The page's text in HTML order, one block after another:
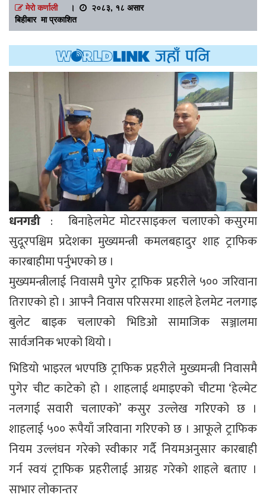
मेरो कर्णाली।
२०८३, १८ असार
बिहीबार मा प्रकाशित
धनगडी : बिनाहेलमेट मोटरसाइकल चलाएको कसुरमा
सुदूरपश्चिम प्रदेशका मुख्यमन्त्री कमलबहादुर शाह ट्राफिक
कारबाहीमा पर्नुभएको छ ।
मुख्यमन्त्रीलाई निवासमै पुगेर ट्राफिक प्रहरीले ५०० जरिवाना
तिराएको हो । आफ्नै निवास परिसरमा शाहले हेलमेट नलगाइ
बुलेट बाइक चलाएको भिडिओ सामाजिक सञ्जालमा
सार्वजनिक भएको थियो ।
भिडियो भाइरल भएपछि ट्राफिक प्रहरीले मुख्यमन्त्री निवासमै
पुगेर चीट काटेको हो । शाहलाई थमाइएको चीटमा ‘हेल्मेट
नलगाई सवारी चलाएको’ कसुर उल्लेख गरिएको छ ।
शाहलाई ५०० रूपैयाँ जरिवाना गरिएको छ । आफूले ट्राफिक
नियम उल्लंघन गरेको स्वीकार गर्दै नियमअनुसार कारबाही
गर्न स्वयं ट्राफिक प्रहरीलाई आग्रह गरेको शाहले बताए ।
साभार लोकान्तर